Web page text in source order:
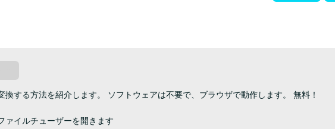
する方法を紹介します。 ソフトウェアは不要で、ブラウザで動作します。 無料！
ァイルチューザーを開きます